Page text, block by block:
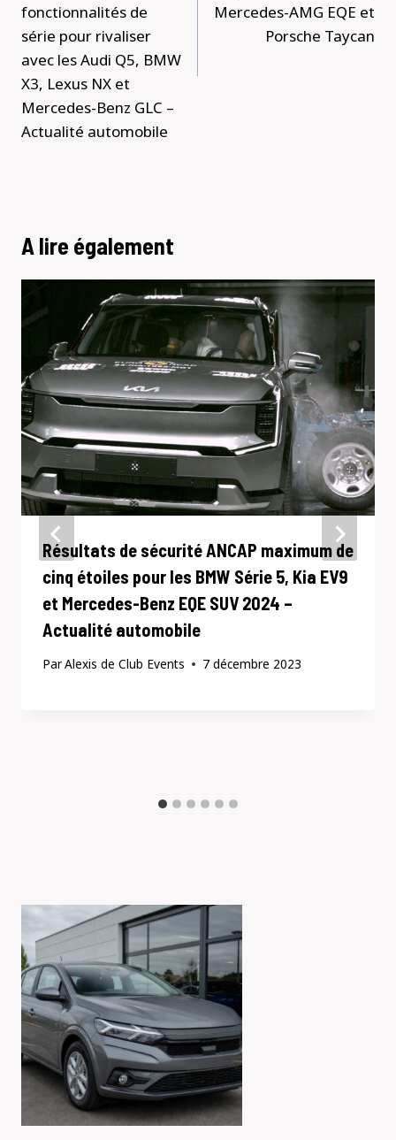
fonctionnalités de
série pour rivaliser
avec les Audi Q5, BMW
X3, Lexus NX et
Mercedes-Benz GLC –
Actualité automobile
Mercedes-AMG EQE et
Porsche Taycan
A lire également
Résultats de sécurité ANCAP maximum de
cinq étoiles pour les BMW Série 5, Kia EV9
et Mercedes-Benz EQE SUV 2024 –
Actualité automobile
ParAlexis de Club Events 7 décembre 2023